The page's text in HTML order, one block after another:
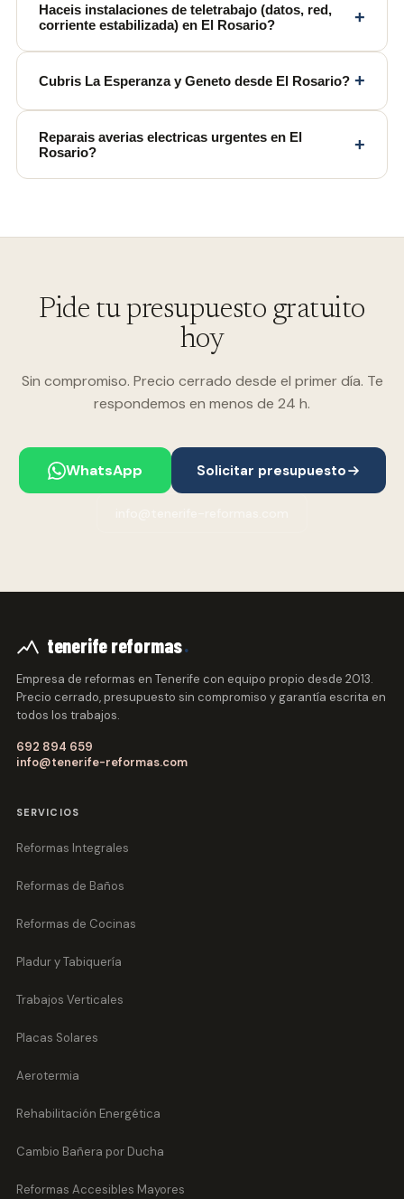
Haceis instalaciones de teletrabajo (datos, red,
corriente estabilizada) en El Rosario?
+
Cubris La Esperanza y Geneto desde El Rosario? +
Reparais averias electricas urgentes en El
Rosario?
+
Pide tu presupuesto gratuito
hoy
Sin compromiso. Precio cerrado desde el primer día. Te
respondemos en menos de 24 h.
WhatsApp Solicitar presupuesto
tenerife reformas.
Empresa de reformas en Tenerife con equipo propio desde 2013.
Precio cerrado, presupuesto sin compromiso y garantía escrita en
todos los trabajos.
692 894 659
info@tenerife-reformas.com
SERVICIOS
Reformas Integrales
Reformas de Baños
Reformas de Cocinas
Pladur y Tabiquería
Trabajos Verticales
Placas Solares
Aerotermia
Rehabilitación Energética
Cambio Bañera por Ducha
Reformas Accesibles Mayores